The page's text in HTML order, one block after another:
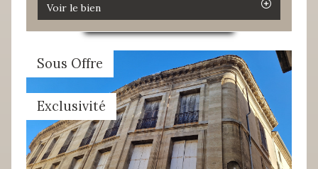
Voir le bien
Sous Offre
Exclusivité